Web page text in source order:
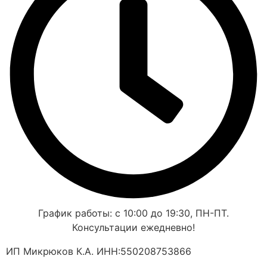
График работы: с 10:00 до 19:30, ПН-ПТ.
Консультации ежедневно!
ИП Микрюков К.А. ИНН:550208753866